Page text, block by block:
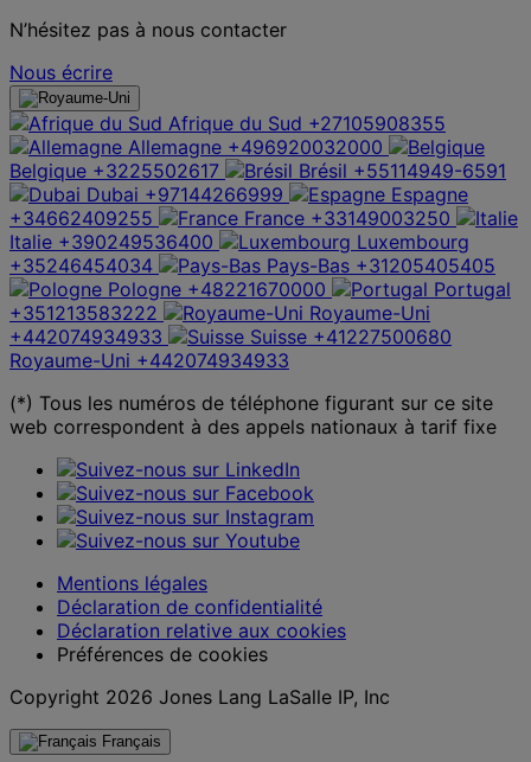
N’hésitez pas à nous contacter
Nous écrire
Afrique du Sud +27105908355
Allemagne +496920032000
Belgique +3225502617 Brésil +55114949-6591
Dubai +97144266999
Espagne
+34662409255
France +33149003250
Italie +390249536400
Luxembourg
+35246454034
Pays-Bas +31205405405
Pologne +48221670000
Portugal
+351213583222
Royaume-Uni
+442074934933
Suisse +41227500680
Royaume-Uni +442074934933
(*) Tous les numéros de téléphone figurant sur ce site
web correspondent à des appels nationaux à tarif fixe
Mentions légales
Déclaration de confidentialité
Déclaration relative aux cookies
Préférences de cookies
Copyright 2026 Jones Lang LaSalle IP, Inc
Français